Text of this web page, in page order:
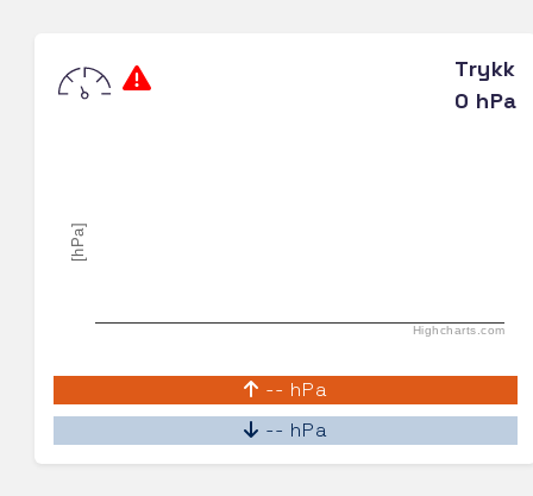
Trykk
0 hPa
[hPa]
Highcharts.com
-- hPa
-- hPa